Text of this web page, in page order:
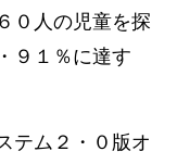
０人の児童を探
９１％に達す
テム２・０版オ